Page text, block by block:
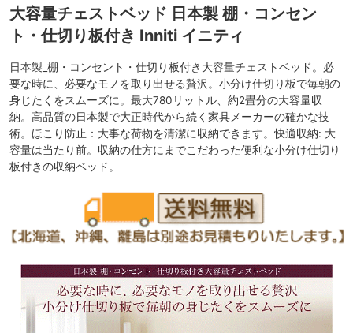
大容量チェストベッド 日本製 棚・コンセン
ト・仕切り板付き Inniti イニティ
日本製_棚・コンセント・仕切り板付き大容量チェストベッド。必
要な時に、必要なモノを取り出せる贅沢。小分け仕切り板で毎朝の
身じたくをスムーズに。最大780リットル、約2畳分の大容量収
納。高品質の日本製で大正時代から続く家具メーカーの確かな技
術。ほこり防止：大事な荷物を清潔に収納できます。快適収納: 大
容量は当たり前。収納の仕方にまでこだわった便利な小分け仕切り
板付きの収納ベッド。